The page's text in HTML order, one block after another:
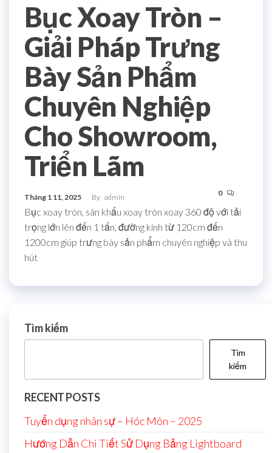
Bục Xoay Tròn –
Giải Pháp Trưng
Bày Sản Phẩm
Chuyên Nghiệp
Cho Showroom,
Triển Lãm
Tháng 1 11, 2025 By admin 0
Bục xoay tròn, sân khấu xoay tròn xoay 360 độ với tải
trọng lớn lên đến 1 tấn, đường kính từ 120cm đến
1200cm giúp trưng bày sản phẩm chuyên nghiệp và thu
hút
Tìm kiếm
Tìm
kiếm
RECENT POSTS
Tuyển dụng nhân sự – Hóc Môn – 2025
Hướng Dẫn Chi Tiết Sử Dụng Bảng Lightboard